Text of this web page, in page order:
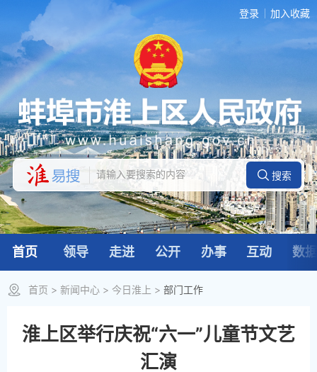
登录 加入收藏
首页 领导 走进 公开 办事 互动 数
首页 > 新闻中心 > 今日淮上 > 部门工作
淮上区举行庆祝“六一”儿童节文艺
汇演